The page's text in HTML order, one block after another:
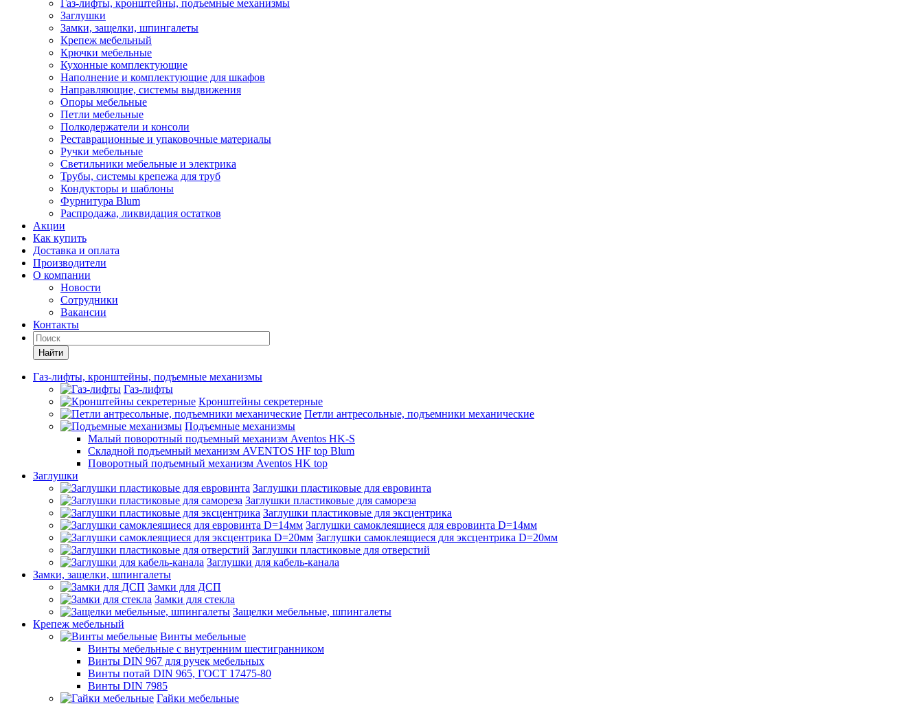
Газ-лифты, кронштейны, подъемные механизмы
Заглушки
Замки, защелки, шпингалеты
Крепеж мебельный
Крючки мебельные
Кухонные комплектующие
Наполнение и комплектующие для шкафов
Направляющие, системы выдвижения
Опоры мебельные
Петли мебельные
Полкодержатели и консоли
Реставрационные и упаковочные материалы
Ручки мебельные
Светильники мебельные и электрика
Трубы, системы крепежа для труб
Кондукторы и шаблоны
Фурнитура Blum
Распродажа, ликвидация остатков
Акции
Как купить
Доставка и оплата
Производители
О компании
Новости
Сотрудники
Вакансии
Контакты
Найти
Газ-лифты, кронштейны, подъемные механизмы
Газ-лифты
Кронштейны секретерные
Петли антресольные, подъемники механические
Подъемные механизмы
Малый поворотный подъемный механизм Aventos HK-S
Складной подъемный механизм AVENTOS HF top Blum
Поворотный подъемный механизм Aventos HK top
Заглушки
Заглушки пластиковые для евровинта
Заглушки пластиковые для самореза
Заглушки пластиковые для эксцентрика
Заглушки самоклеящиеся для евровинта D=14мм
Заглушки самоклеящиеся для эксцентрика D=20мм
Заглушки пластиковые для отверстий
Заглушки для кабель-канала
Замки, защелки, шпингалеты
Замки для ДСП
Замки для стекла
Защелки мебельные, шпингалеты
Крепеж мебельный
Винты мебельные
Винты мебельные с внутренним шестигранником
Винты DIN 967 для ручек мебельных
Винты потай DIN 965, ГОСТ 17475-80
Винты DIN 7985
Гайки мебельные